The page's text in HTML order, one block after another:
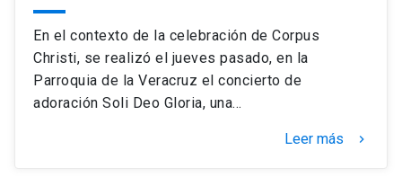
En el contexto de la celebración de Corpus
Christi, se realizó el jueves pasado, en la
Parroquia de la Veracruz el concierto de
adoración Soli Deo Gloria, una…
Leer más keyboard_arrow_right